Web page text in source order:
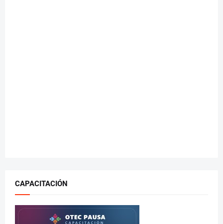
CAPACITACIÓN